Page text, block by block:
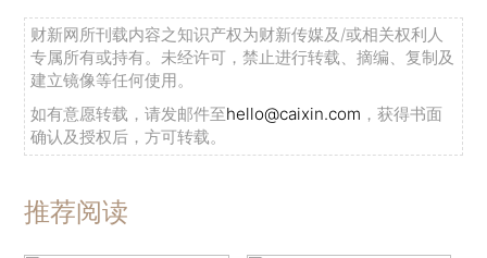
财新网所刊载内容之知识产权为财新传媒及/或相关权利人
专属所有或持有。未经许可，禁止进行转载、摘编、复制及
建立镜像等任何使用。
如有意愿转载，请发邮件至hello@caixin.com ，获得书面
确认及授权后，方可转载。
推荐阅读